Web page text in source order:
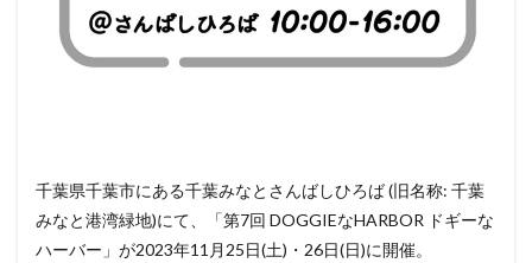
千葉県千葉市にある千葉みなとさんばしひろば (旧名称: 千葉
みなと港湾緑地)にて、「第7回 DOGGIEなHARBOR ドギーな
ハーバー」が2023年11月25日(土)・26日(日)に開催。